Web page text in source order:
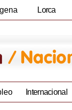
Lorca
Internacional